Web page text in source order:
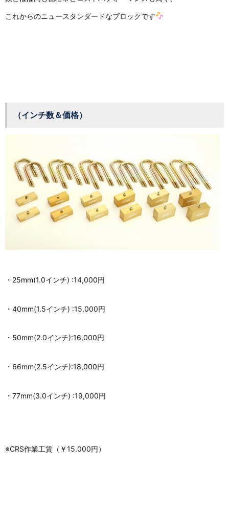
これからのニュースタンダードなブロックです
（インチ数＆価格）
・25mm(1.0インチ) :14,000円
・40mm(1.5インチ) :15,000円
・50mm(2.0インチ):16,000円
・66mm(2.5インチ):18,000円
・77mm(3.0インチ) :19,000円
※CRS作業工賃（￥15.000円）